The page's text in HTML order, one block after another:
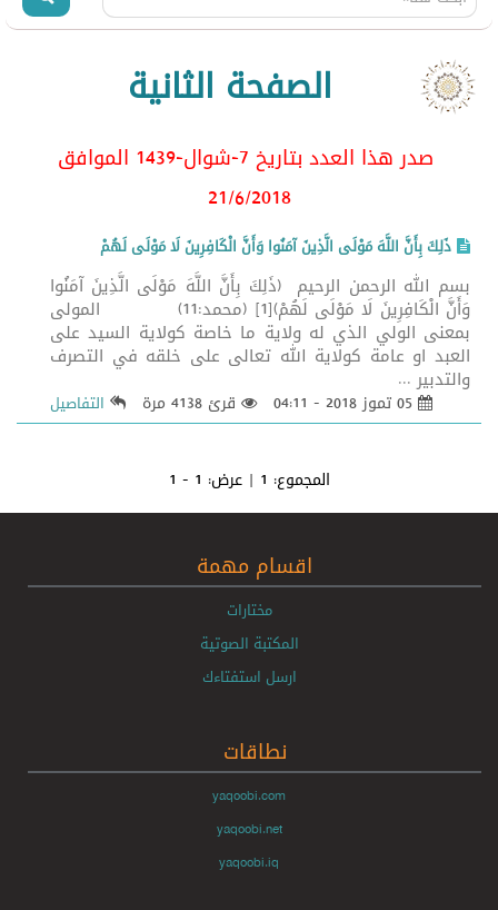
الصفحة الثانية
صدر هذا العدد بتاريخ 7-شوال-1439 الموافق
21/6/2018
ذَلِكَ بِأَنَّ اللَّهَ مَوْلَى الَّذِينَ آمَنُوا وَأَنَّ الْكَافِرِينَ لَا مَوْلَى لَهُمْ
بسم الله الرحمن الرحيم (ذَلِكَ بِأَنَّ اللَّهَ مَوْلَى الَّذِينَ آمَنُوا
وَأَنَّ الْكَافِرِينَ لَا مَوْلَى لَهُمْ)[1] (محمد:11) المولى
بمعنى الولي الذي له ولاية ما خاصة كولاية السيد على
العبد او عامة كولاية الله تعالى على خلقه في التصرف
والتدبير ...
قرئ 4138 مرة التفاصيل
المجموع: 1 | عرض: 1 - 1
اقسام مهمة
مختارات
المكتبة الصوتية
ارسل استفتاءك
نطاقات
yaqoobi.com
yaqoobi.net
yaqoobi.iq